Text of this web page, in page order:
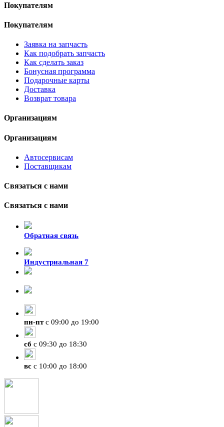
Покупателям
Покупателям
Заявка на запчасть
Как подобрать запчасть
Как сделать заказ
Бонусная программа
Подарочные карты
Доставка
Возврат товара
Организациям
Организациям
Автосервисам
Поставщикам
Связаться с нами
Связаться с нами
Обратная связь
Индустриальная 7
пн-птс 09:00 до 19:00
сб с 09:30 до 18:30
вс с 10:00 до 18:00